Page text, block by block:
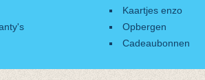
Kaartjes enzo
Opbergen
Cadeaubonnen